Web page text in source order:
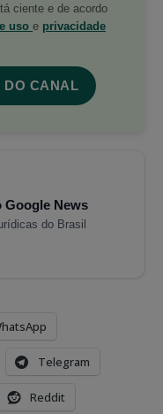
ciente e de acordo
uso e privacidade
DO CANAL
Google News
do Brasil
Telegram
Reddit